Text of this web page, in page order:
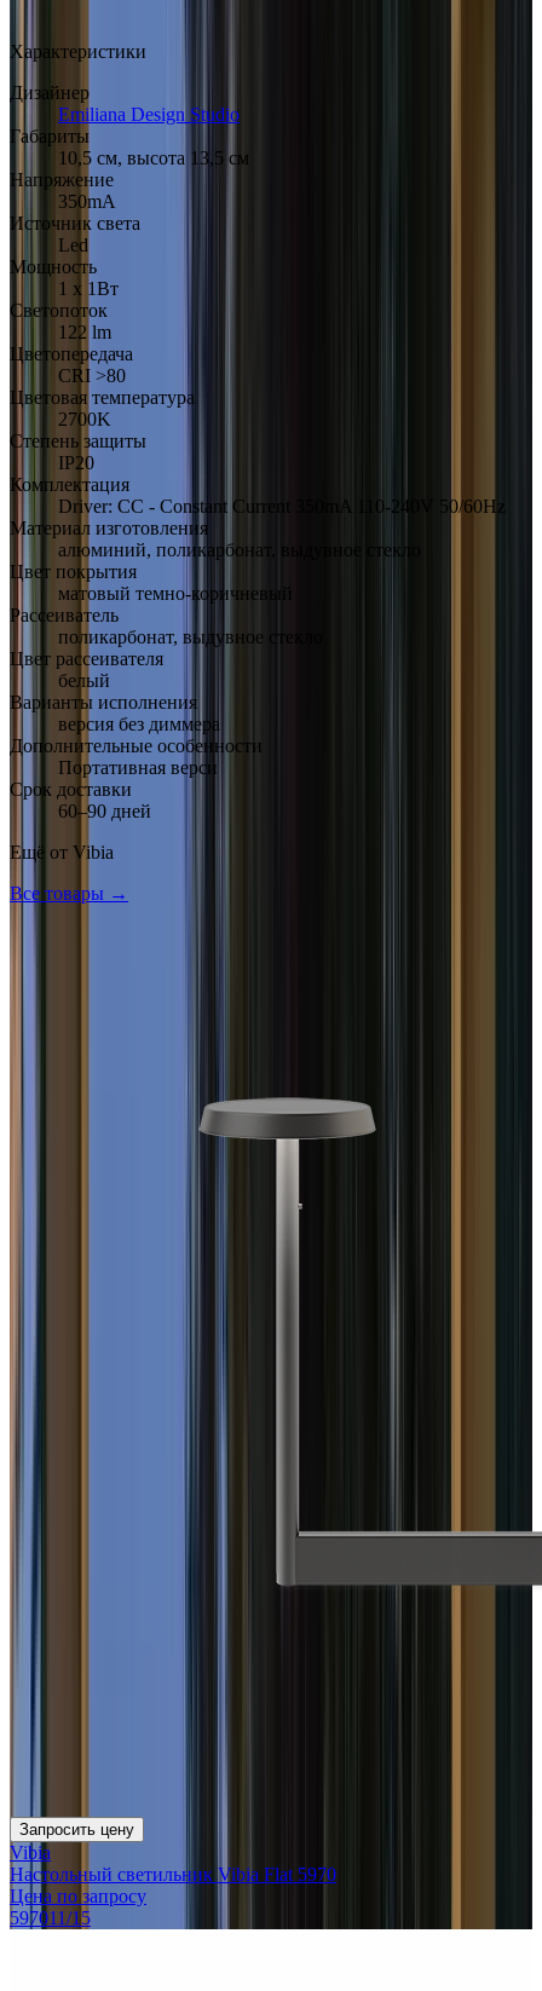
Характеристики
Дизайнер
Emiliana Design Studio
Габариты
10,5 см, высота 13,5 см
Напряжение
350mA
Источник света
Led
Мощность
1 х 1Вт
Светопоток
122 lm
Цветопередача
CRI >80
Цветовая температура
2700K
Степень защиты
IP20
Комплектация
Driver: CC - Constant Current 350mA 110-240V 50/60Hz
Материал изготовления
алюминий, поликарбонат, выдувное стекло
Цвет покрытия
матовый темно-коричневый
Рассеиватель
поликарбонат, выдувное стекло
Цвет рассеивателя
белый
Варианты исполнения
версия без диммера
Дополнительные особенности
Портативная верси
Срок доставки
60–90 дней
Ещё от Vibia
Все товары →
Запросить цену
Vibia
Настольный светильник Vibia Flat 5970
Цена по запросу
597011/15